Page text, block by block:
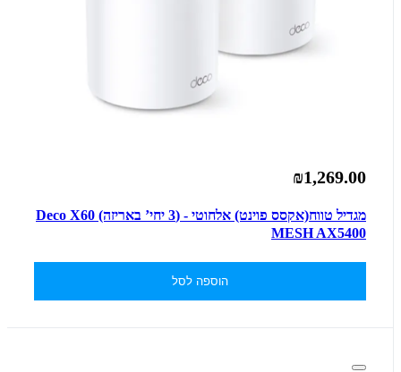
₪1,269.00
מגדיל טווח(אקסס פוינט) אלחוטי - (3 יחי’ באריזה) Deco X60
MESH AX5400
הוספה לסל